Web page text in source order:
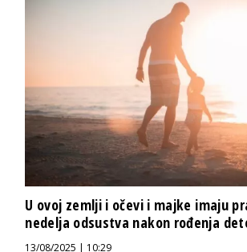
U ovoj zemlji i očevi i majke imaju
nedelja odsustva nakon rođenja
13/08/2025 | 10:29